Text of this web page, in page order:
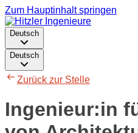
Zum Hauptinhalt springen
Deutsch
Deutsch
Zurück zur Stelle
Ingenieur:in